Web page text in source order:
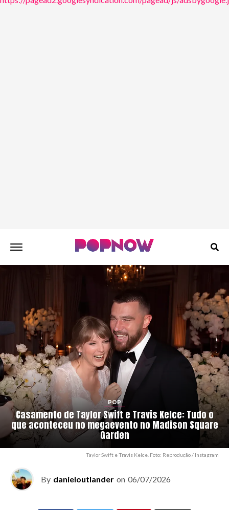
POP
Casamento de Taylor Swift e Travis Kelce: Tudo o
que aconteceu no megaevento no Madison Square
Garden
Taylor Swift e Travis Kelce. Foto: Reprodução / Instagram
By danieloutlander on 06/07/2026